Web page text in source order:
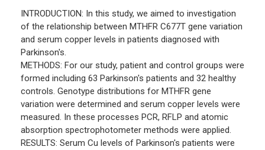
INTRODUCTION: In this study, we aimed to investigation
of the relationship between MTHFR C677T gene variation
and serum copper levels in patients diagnosed with
Parkinson's.
METHODS: For our study, patient and control groups were
formed including 63 Parkinson's patients and 32 healthy
controls. Genotype distributions for MTHFR gene
variation were determined and serum copper levels were
measured. In these processes PCR, RFLP and atomic
absorption spectrophotometer methods were applied.
RESULTS: Serum Cu levels of Parkinson's patients were